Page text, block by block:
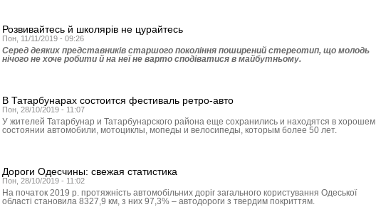
Розвивайтесь й школярів не цурайтесь
Пон, 11/11/2019 - 09:26
Серед деяких представників старшого покоління поширений стереотип, що молодь
нічого не хоче робити й на неї не варто сподіватися в майбутньому.
В Татарбунарах состоится фестиваль ретро-авто
Пон, 28/10/2019 - 11:07
У жителей Татар­бунар и Татарбу­нар­ского района еще сохранились и находятся в хорошем
состоянии автомобили, мотоциклы, мопеды и велосипеды, которым более 50 лет.
Дороги Одесчины: свежая статистика
Пон, 28/10/2019 - 11:02
На початок 2019 р. протяжність автомобільних доріг загального користування Одеської
області становила 8327,9 км, з них 97,3% – автодороги з твердим покриттям.